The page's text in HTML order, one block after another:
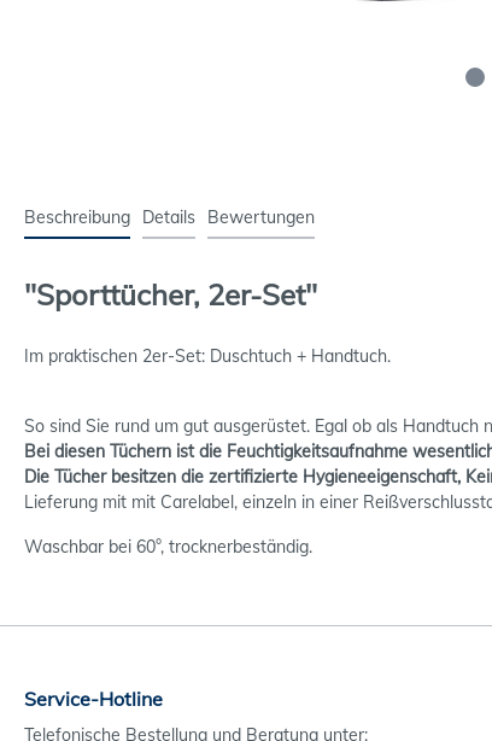
Beschreibung Details Bewertungen
"Sporttücher, 2er-Set"
Im praktischen 2er-Set: Duschtuch + Handtuch.
So sind Sie rund um gut ausgerüstet. Egal ob als
Bei diesen Tüchern ist die Feuchtigkeitsaufnahme
Die Tücher besitzen die zertifizierte Hygieneeigenschaft,
Lieferung mit mit Carelabel, einzeln in einer
Waschbar bei 60°, trocknerbeständig.
Service-Hotline
Telefonische Bestellung und Beratung unter: